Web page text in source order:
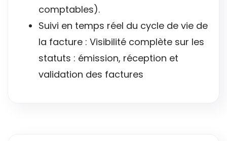
comptables).
Suivi en temps réel du cycle de vie de
la facture : Visibilité complète sur les
statuts : émission, réception et
validation des factures